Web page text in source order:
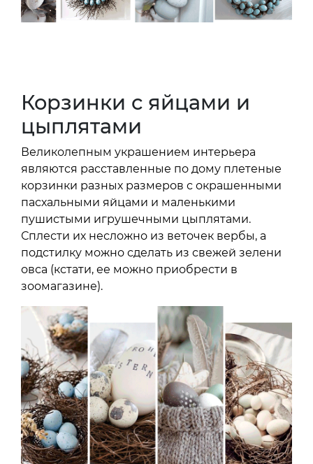
Корзинки с яйцами и
цыплятами
Великолепным украшением интерьера
являются расставленные по дому плетеные
корзинки разных размеров с окрашенными
пасхальными яйцами и маленькими
пушистыми игрушечными цыплятами.
Сплести их несложно из веточек вербы, а
подстилку можно сделать из свежей зелени
овса (кстати, ее можно приобрести в
зоомагазине).